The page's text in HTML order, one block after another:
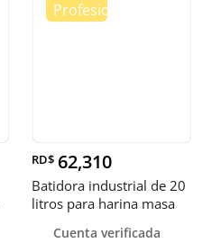
RD$ 62,310
Batidora industrial de 20
litros para harina masa
Cuenta verificada